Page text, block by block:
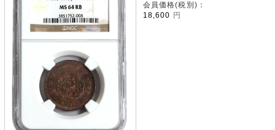
会員価格(税別)：
18,600
円